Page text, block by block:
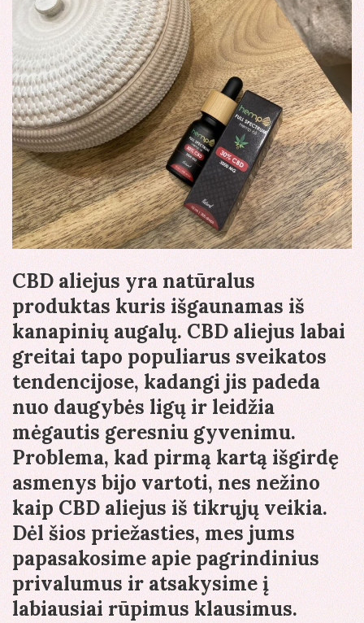
CBD aliejus yra natūralus
produktas kuris išgaunamas iš
kanapinių augalų. CBD aliejus labai
greitai tapo populiarus sveikatos
tendencijose, kadangi jis padeda
nuo daugybės ligų ir leidžia
mėgautis geresniu gyvenimu.
Problema, kad pirmą kartą išgirdę
asmenys bijo vartoti, nes nežino
kaip CBD aliejus iš tikrųjų veikia.
Dėl šios priežasties, mes jums
papasakosime apie pagrindinius
privalumus ir atsakysime į
labiausiai rūpimus klausimus.